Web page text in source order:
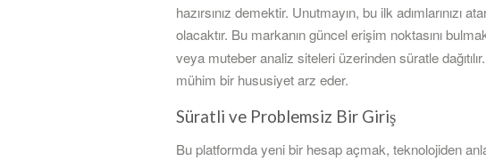
hazırsınız demektir. Unutmayın, bu ilk
olacaktır. Bu markanın güncel erişim noktasını
veya muteber analiz siteleri üzerinden süratle
mühim bir hususiyet arz eder.
Süratli ve Problemsiz Bir Giriş
Bu platformda yeni bir hesap açmak, teknolojiden